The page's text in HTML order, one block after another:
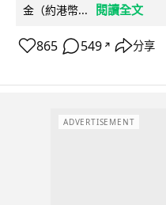
金（約港幣...
閱讀全文
865 549 ↗ 分享
ADVERTISEMENT